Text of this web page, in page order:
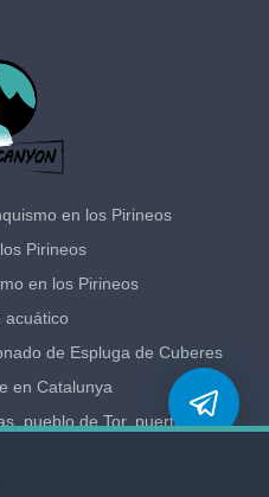
en los Pirineos
Pirineos
en los Pirineos
acuático
de Espluga de Cuberes
en Catalunya
pueblo de Tor, puerto de